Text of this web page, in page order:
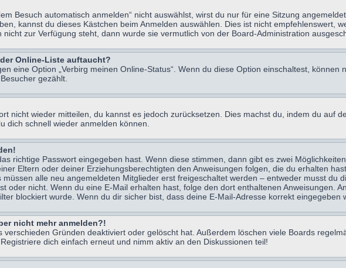
Besuch automatisch anmelden“ nicht auswählst, wirst du nur für eine Sitzung
kannst du dieses Kästchen beim Anmelden auswählen. Dies ist nicht empfehlenswert,
zur Verfügung steht, dann wurde sie vermutlich von der Board-Administration
Online-Liste auftaucht?
eine Option „Verbirg meinen Online-Status“. Wenn du diese Option einschaltest,
gezählt.
nicht wieder mitteilen, du kannst es jedoch zurücksetzen. Dies machst du, indem du auf
dich schnell wieder anmelden können.
richtige Passwort eingegeben hast. Wenn diese stimmen, dann gibt es zwei
Eltern oder deiner Erziehungsberechtigten den Anweisungen folgen, die du erhalten
alle neu angemeldeten Mitglieder erst freigeschaltet werden – entweder musst du
oder nicht. Wenn du eine E-Mail erhalten hast, folge den dort enthaltenen Anweisungen.
blockiert wurde. Wenn du dir sicher bist, dass deine E-Mail-Adresse korrekt eingegeben
nicht mehr anmelden?!
Gründen deaktiviert oder gelöscht hat. Außerdem löschen viele Boards
dich einfach erneut und nimm aktiv an den Diskussionen teil!